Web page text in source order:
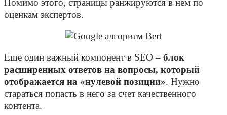
Помимо этого, страницы ранжируются в нем по
оценкам экспертов.
Еще один важный компонент в SEO – блок
расширенных ответов на вопросы, который
отображается на «нулевой позиции». Нужно
стараться попасть в него за счет качественного
контента.